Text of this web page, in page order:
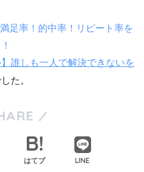
足率！的中率！リピート率を
】誰しも一人で解決できないを
た。
はてブ LINE